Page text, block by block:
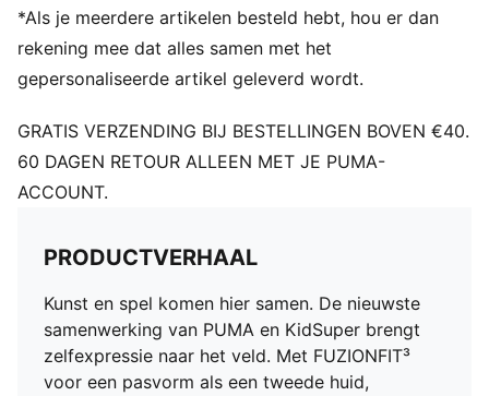
zonder de bewegingsvrijheid te beperken
De zeer elastische basislaag met viervoudige stretch
past zich dynamisch aan de vorm van de voet aan
Getextureerd mesh met hoge dichtheid en GripControl
De driehoekige vorm verbetert de rekbaarheid en het
aanpassingsvermogen, waardoor een goede pasvorm
voor alle voettypes wordt gegarandeerd
Normale tot wijde pasvorm
*Als je meerdere artikelen besteld hebt, hou er dan
rekening mee dat alles samen met het
gepersonaliseerde artikel geleverd wordt.
GRATIS VERZENDING BIJ BESTELLINGEN BOVEN €40.
60 DAGEN RETOUR ALLEEN MET JE PUMA-
ACCOUNT.
PRODUCTVERHAAL
Kunst en spel komen hier samen. De nieuwste
samenwerking van PUMA en KidSuper brengt
zelfexpressie naar het veld. Met FUZIONFIT³
voor een pasvorm als een tweede huid,